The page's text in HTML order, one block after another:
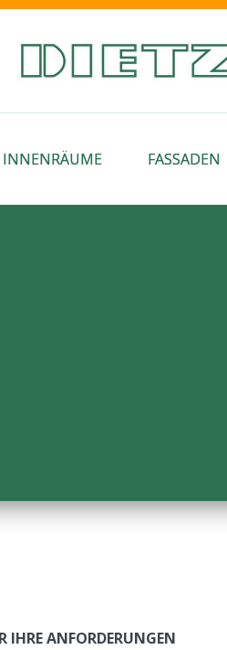
INNENRÄUME FASSADEN
IHRE ANFORDERUNGEN